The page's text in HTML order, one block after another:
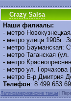
Crazy Salsa
Наши филиалы:
- метро
- метро улица 1905г:
- метро Бауманская:
- метро Таганская
- метро
- метро ул.
- метро Б-р Дмитрия
Телефон: 8 499 653
Латиноамериканские танцы |